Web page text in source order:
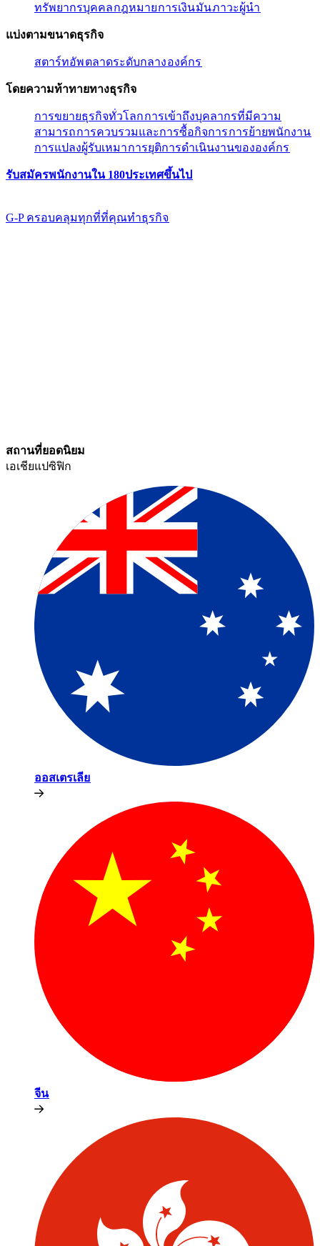
ทรัพยากรบุคคล​​กฎหมาย​​การเงิน​​มัน​​ภาวะผู้นํา​​
แบ่งตามขนาดธุรกิจ​​
สตาร์ทอัพ​​ตลาดระดับกลาง​​องค์กร​​
โดยความท้าทายทางธุรกิจ​​
การขยายธุรกิจทั่วโลก​​การเข้าถึงบุคลากรที่มีความ
สามารถ​​การควบรวมและการซื้อกิจการ​​การย้ายพนักงาน​​
การแปลงผู้รับเหมา​​การยุติการดำเนินงานขององค์กร​​
รับสมัครพนักงานใน 180ประเทศขึ้นไป​​
G-P ครอบคลุมทุกที่ที่คุณทําธุรกิจ​​
สถานที่ยอดนิยม​​
เอเชียแปซิฟิก​​
ออสเตรเลีย​​
จีน​​